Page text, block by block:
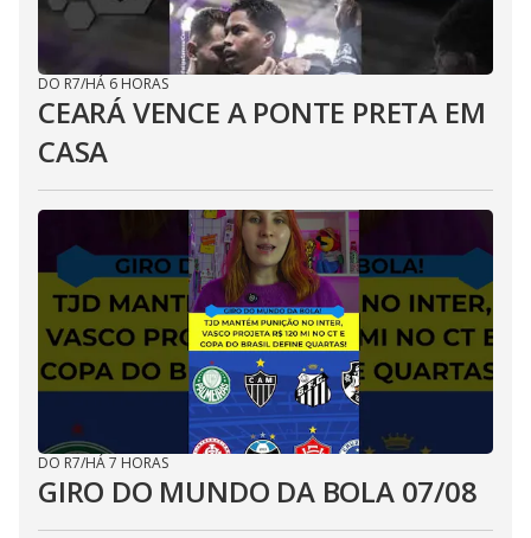
DO R7/HÁ 6 HORAS
CEARÁ VENCE A PONTE PRETA EM
CASA
DO R7/HÁ 7 HORAS
GIRO DO MUNDO DA BOLA 07/08